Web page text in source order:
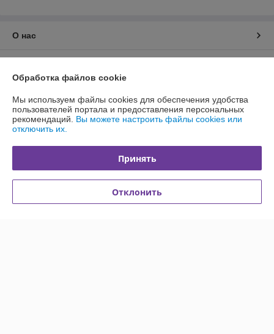
О нас
График работы
Полная версия сайта
Политика обработки cookies
Обработка файлов cookie
Мы используем файлы cookies для обеспечения удобства
пользователей портала и предоставления персональных
рекомендаций. Вы можете настроить файлы cookies или
отключить их.
Принять
Отклонить